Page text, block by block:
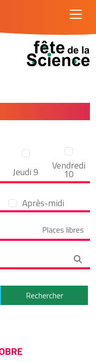
Jeudi 9 Vendredi
10
Après-midi
Places libres
Rechercher